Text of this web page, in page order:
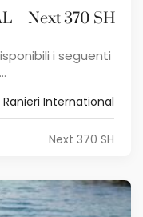
– Next 370 SH
i seguenti
Ranieri International
Next 370 SH